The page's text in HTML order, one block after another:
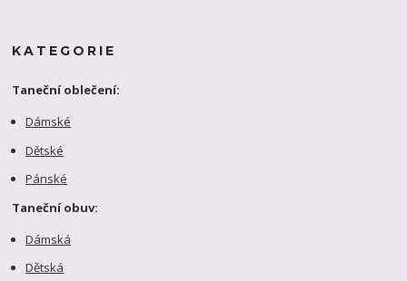
KATEGORIE
Taneční oblečení:
Dámské
Dětské
Pánské
Taneční obuv:
Dámská
Dětská